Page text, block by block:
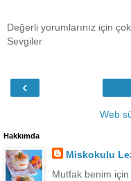
Değerli yorumlarınız için
Sevgiler
‹
Web
Hakkımda
Miskokulu
Mutfak benim